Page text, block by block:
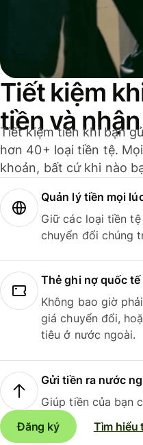
Tiết kiệm
tiền và
Tiết kiệm tiền khi bạn
hơn 40+ loại tiền tệ.
khoản, bất cứ khi nào
Quản lý tiền mọi
Giữ các loại tiền
chuyển đổi chúng
Thẻ ghi nợ quốc tế
Không bao giờ
giá chuyển đổi,
tiêu ở nước ngoài.
Gửi tiền ra nước
Giúp tiền của bạn
Đăng ký
Tìm hiểu